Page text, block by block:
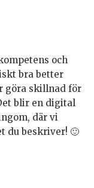
och
bra better
göra skillnad för
blir en digital
där vi
du beskriver! 🙂